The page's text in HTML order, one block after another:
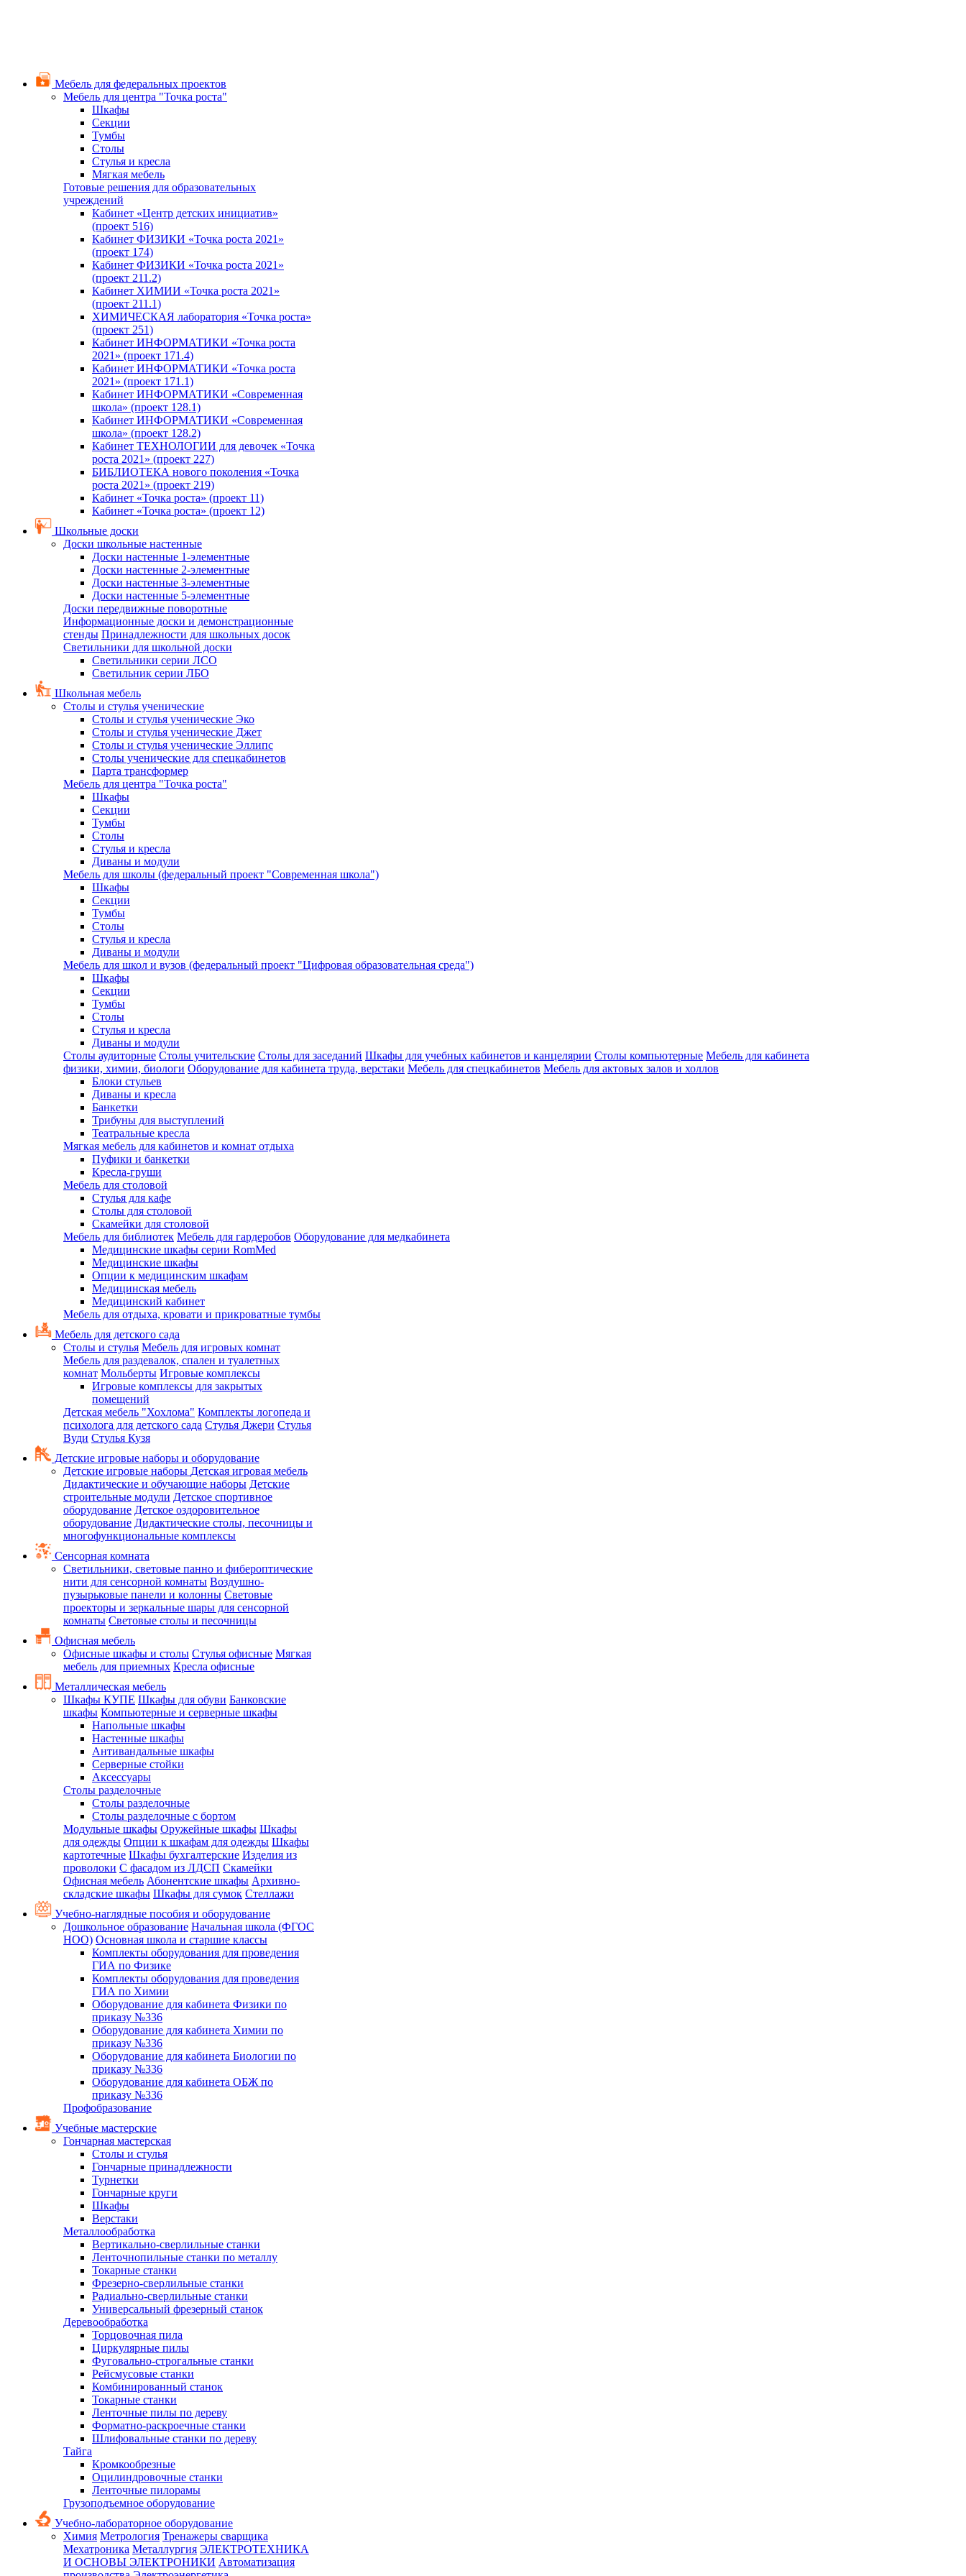
Мебель для федеральных проектов
Мебель для центра "Точка роста"
Шкафы
Секции
Тумбы
Столы
Стулья и кресла
Мягкая мебель
Готовые решения для образовательных
учреждений
Кабинет «Центр детских инициатив»
(проект 516)
Кабинет ФИЗИКИ «Точка роста 2021»
(проект 174)
Кабинет ФИЗИКИ «Точка роста 2021»
(проект 211.2)
Кабинет ХИМИИ «Точка роста 2021»
(проект 211.1)
ХИМИЧЕСКАЯ лаборатория «Точка роста»
(проект 251)
Кабинет ИНФОРМАТИКИ «Точка роста
2021» (проект 171.4)
Кабинет ИНФОРМАТИКИ «Точка роста
2021» (проект 171.1)
Кабинет ИНФОРМАТИКИ «Современная
школа» (проект 128.1)
Кабинет ИНФОРМАТИКИ «Современная
школа» (проект 128.2)
Кабинет ТЕХНОЛОГИИ для девочек «Точка
роста 2021» (проект 227)
БИБЛИОТЕКА нового поколения «Точка
роста 2021» (проект 219)
Кабинет «Точка роста» (проект 11)
Кабинет «Точка роста» (проект 12)
Школьные доски
Доски школьные настенные
Доски настенные 1-элементные
Доски настенные 2-элементные
Доски настенные 3-элементные
Доски настенные 5-элементные
Доски передвижные поворотные
Информационные доски и демонстрационные
стенды Принадлежности для школьных досок
Светильники для школьной доски
Светильники серии ЛСО
Светильник серии ЛБО
Школьная мебель
Столы и стулья ученические
Столы и стулья ученические Эко
Столы и стулья ученические Джет
Столы и стулья ученические Эллипс
Столы ученические для спецкабинетов
Парта трансформер
Мебель для центра "Точка роста"
Шкафы
Секции
Тумбы
Столы
Стулья и кресла
Диваны и модули
Мебель для школы (федеральный проект "Современная школа")
Шкафы
Секции
Тумбы
Столы
Стулья и кресла
Диваны и модули
Мебель для школ и вузов (федеральный проект "Цифровая образовательная среда")
Шкафы
Секции
Тумбы
Столы
Стулья и кресла
Диваны и модули
Столы аудиторные Столы учительские Столы для заседаний Шкафы для учебных кабинетов и канцелярии Столы компьютерные Мебель для кабинета
физики, химии, биологи Оборудование для кабинета труда, верстаки Мебель для спецкабинетов Мебель для актовых залов и холлов
Блоки стульев
Диваны и кресла
Банкетки
Трибуны для выступлений
Театральные кресла
Мягкая мебель для кабинетов и комнат отдыха
Пуфики и банкетки
Кресла-груши
Мебель для столовой
Cтулья для кафе
Cтолы для столовой
Скамейки для столовой
Мебель для библиотек Мебель для гардеробов Оборудование для медкабинета
Медицинские шкафы серии RomMed
Медицинские шкафы
Опции к медицинским шкафам
Медицинская мебель
Медицинский кабинет
Мебель для отдыха, кровати и прикроватные тумбы
Мебель для детского сада
Столы и стулья Мебель для игровых комнат
Мебель для раздевалок, спален и туалетных
комнат Мольберты Игровые комплексы
Игровые комплексы для закрытых
помещений
Детская мебель "Хохлома" Комплекты логопеда и
психолога для детского сада Стулья Джери Стулья
Вуди Стулья Кузя
Детские игровые наборы и оборудование
Детские игровые наборы Детская игровая мебель
Дидактические и обучающие наборы Детские
строительные модули Детское спортивное
оборудование Детское оздоровительное
оборудование Дидактические столы, песочницы и
многофункциональные комплексы
Сенсорная комната
Светильники, световые панно и фибероптические
нити для сенсорной комнаты Воздушно-
пузырьковые панели и колонны Световые
проекторы и зеркальные шары для сенсорной
комнаты Световые столы и песочницы
Офисная мебель
Офисные шкафы и столы Стулья офисные Мягкая
мебель для приемных Кресла офисные
Металлическая мебель
Шкафы КУПЕ Шкафы для обуви Банковские
шкафы Компьютерные и серверные шкафы
Напольные шкафы
Настенные шкафы
Антивандальные шкафы
Серверные стойки
Аксессуары
Столы разделочные
Столы разделочные
Столы разделочные с бортом
Модульные шкафы Оружейные шкафы Шкафы
для одежды Опции к шкафам для одежды Шкафы
картотечные Шкафы бухгалтерские Изделия из
проволоки С фасадом из ЛДСП Скамейки
Офисная мебель Абонентские шкафы Архивно-
складские шкафы Шкафы для сумок Стеллажи
Учебно-наглядные пособия и оборудование
Дошкольное образование Начальная школа (ФГОС
НОО) Основная школа и старшие классы
Комплекты оборудования для проведения
ГИА по Физике
Комплекты оборудования для проведения
ГИА по Химии
Оборудование для кабинета Физики по
приказу №336
Оборудование для кабинета Химии по
приказу №336
Оборудование для кабинета Биологии по
приказу №336
Оборудование для кабинета ОБЖ по
приказу №336
Профобразование
Учебные мастерские
Гончарная мастерская
Столы и стулья
Гончарные принадлежности
Турнетки
Гончарные круги
Шкафы
Верстаки
Металлообработка
Вертикально-сверлильные станки
Ленточнопильные станки по металлу
Токарные станки
Фрезерно-сверлильные станки
Радиально-сверлильные станки
Универсальный фрезерный станок
Деревообработка
Торцовочная пила
Циркулярные пилы
Фуговально-строгальные станки
Рейсмусовые станки
Комбинированный станок
Токарные станки
Ленточные пилы по дереву
Форматно-раскроечные станки
Шлифовальные станки по дереву
Тайга
Кромкообрезные
Оцилиндровочные станки
Ленточные пилорамы
Грузоподъемное оборудование
Учебно-лабораторное оборудование
Химия Метрология Тренажеры сварщика
Мехатроника Металлургия ЭЛЕКТРОТЕХНИКА
И ОСНОВЫ ЭЛЕКТРОНИКИ Автоматизация